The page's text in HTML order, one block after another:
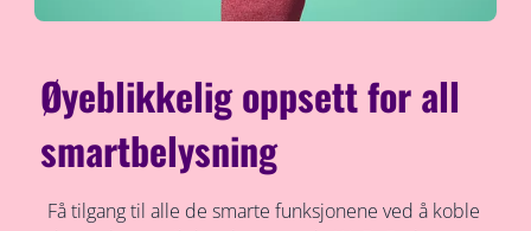
Øyeblikkelig oppsett for all
smartbelysning
Få tilgang til alle de smarte funksjonene ved å koble